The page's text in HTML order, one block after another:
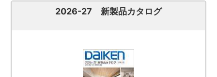
2026-27 新製品カタログ